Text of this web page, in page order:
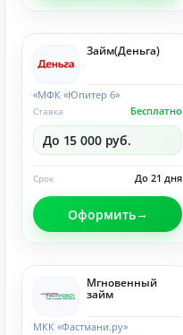
Займ(Деньга)
«МФК «Юпитер 6»
Бесплатно
Ставка
До 15 000 руб.
До 21 дня
Срок
Оформить
Мгновенный
займ
МКК «Фастмани.ру»